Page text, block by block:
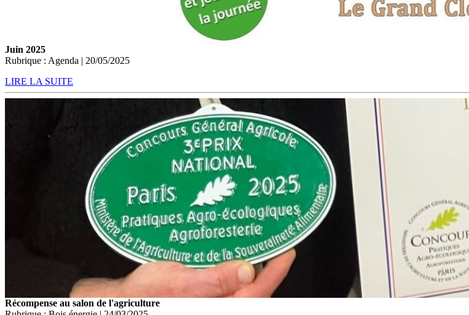
Juin 2025
Rubrique : Agenda | 20/05/2025
LIRE LA SUITE
Récompense au salon de l'agriculture